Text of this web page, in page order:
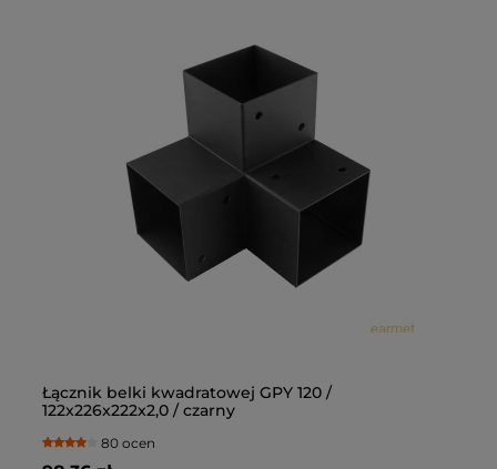
Łącznik belki kwadratowej GPY 120 /
122x226x222x2,0 / czarny
80 ocen